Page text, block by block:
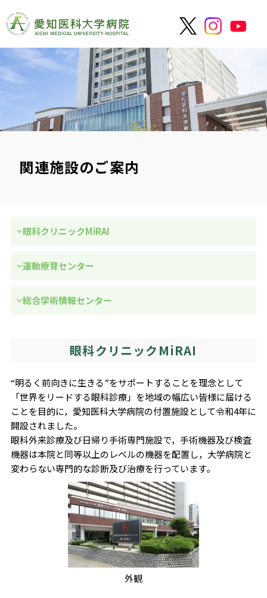
関連施設のご案内
眼科クリニックMiRAI
運動療育センター
総合学術情報センター
眼科クリニックMiRAI
“明るく前向きに生きる”をサポートすることを理念として
「世界をリードする眼科診療」を地域の幅広い皆様に届ける
ことを目的に，愛知医科大学病院の付置施設として令和4年に
開設されました。
眼科外来診療及び日帰り手術専門施設で，手術機器及び検査
機器は本院と同等以上のレベルの機器を配置し，大学病院と
変わらない専門的な診断及び治療を行っています。
外観